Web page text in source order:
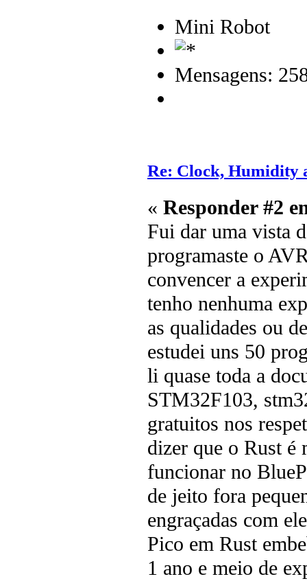
Mini Robot
Mensagens:
Re: Clock, Humidity
« Responder #2
Fui dar uma vista
programaste o
convencer a
tenho nenhuma
as qualidades ou
estudei uns 50
li quase toda a
STM32F103,
gratuitos nos
dizer que o Rust é
funcionar no
de jeito fora
engraçadas com
Pico em Rust
1 ano e meio de